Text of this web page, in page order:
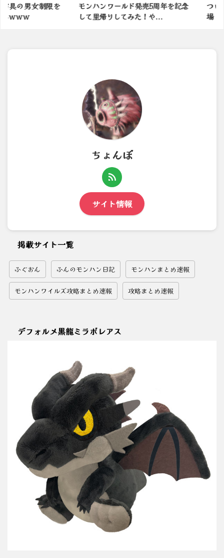
女制限を
モンハンワールド発売5周年を記念
して里帰りしてみた！や...
ついに！
場！！【
ちょんぼ
サイト情報
掲載サイト一覧
ふぐおん ふんのモンハン日記 モンハンまとめ速報
モンハンワイルズ攻略まとめ速報 攻略まとめ速報
デフォルメ黒龍ミラボレアス